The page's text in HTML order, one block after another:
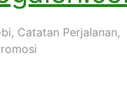
Catatan Perjalanan,